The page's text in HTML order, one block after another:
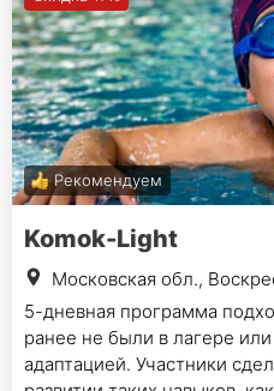
Рекомендуем
Komok-Light
Московская обл.,
5-дневная программа
ранее не были в лагере
адаптацией. Участники